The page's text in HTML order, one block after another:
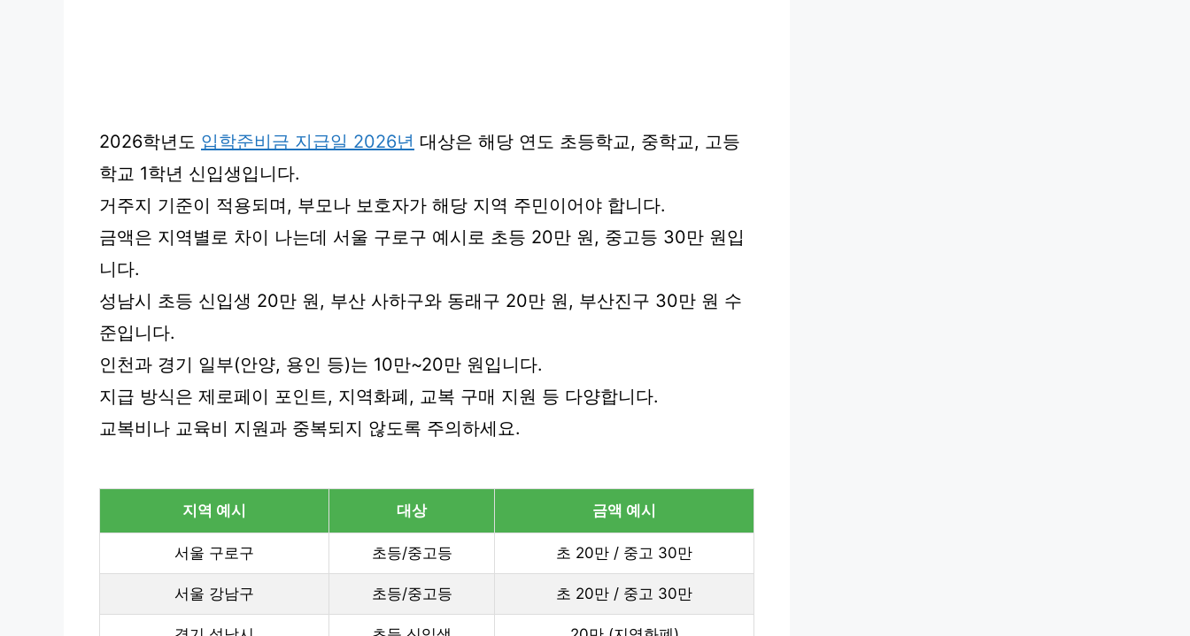
2026학년도 입학준비금 지급일 2026년 대상은 해당 연도 초등학교, 중학교, 고등
학교 1학년 신입생입니다.
거주지 기준이 적용되며, 부모나 보호자가 해당 지역 주민이어야 합니다.
금액은 지역별로 차이 나는데 서울 구로구 예시로 초등 20만 원, 중고등 30만 원입
니다.
성남시 초등 신입생 20만 원, 부산 사하구와 동래구 20만 원, 부산진구 30만 원 수
준입니다.
인천과 경기 일부(안양, 용인 등)는 10만~20만 원입니다.
지급 방식은 제로페이 포인트, 지역화폐, 교복 구매 지원 등 다양합니다.
교복비나 교육비 지원과 중복되지 않도록 주의하세요.
지역 예시 대상 금액 예시
서울 구로구 초등/중고등 초 20만 / 중고 30만
서울 강남구 초등/중고등 초 20만 / 중고 30만